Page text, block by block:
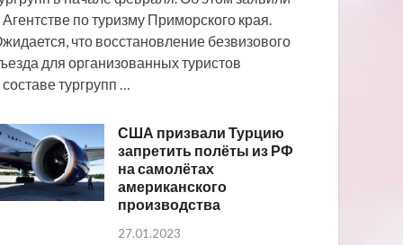
Агентстве по туризму Приморского края.
что восстановление безвизового
для организованных туристов
составе тургрупп …
США призвали Турцию
запретить полёты из РФ
на самолётах
американского
производства
27.01.2023